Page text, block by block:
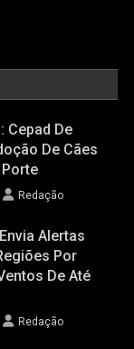
Cepad De
De Cães
Porte
Redação
Alertas
Por
De Até
Redação